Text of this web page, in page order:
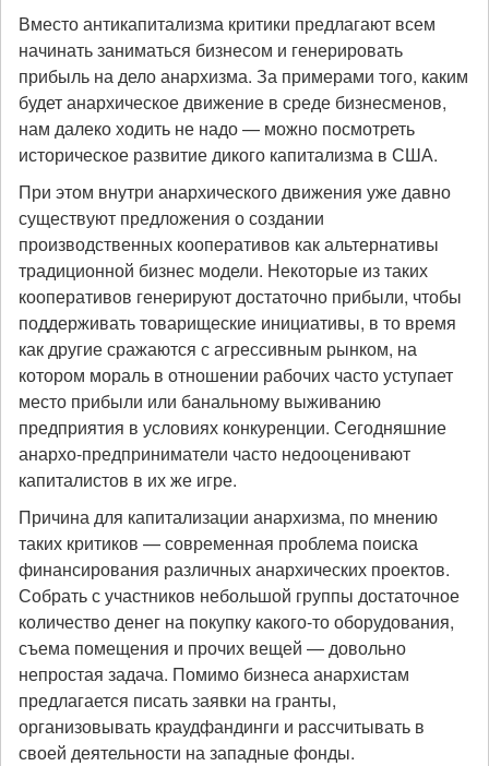
Вместо антикапитализма критики предлагают всем
начинать заниматься бизнесом и генерировать
прибыль на дело анархизма. За примерами того, каким
будет анархическое движение в среде бизнесменов,
нам далеко ходить не надо — можно посмотреть
историческое развитие дикого капитализма в США.
При этом внутри анархического движения уже давно
существуют предложения о создании
производственных кооперативов как альтернативы
традиционной бизнес модели. Некоторые из таких
кооперативов генерируют достаточно прибыли, чтобы
поддерживать товарищеские инициативы, в то время
как другие сражаются с агрессивным рынком, на
котором мораль в отношении рабочих часто уступает
место прибыли или банальному выживанию
предприятия в условиях конкуренции. Сегодняшние
анархо-предприниматели часто недооценивают
капиталистов в их же игре.
Причина для капитализации анархизма, по мнению
таких критиков — современная проблема поиска
финансирования различных анархических проектов.
Собрать с участников небольшой группы достаточное
количество денег на покупку какого-то оборудования,
съема помещения и прочих вещей — довольно
непростая задача. Помимо бизнеса анархистам
предлагается писать заявки на гранты,
организовывать краудфандинги и рассчитывать в
своей деятельности на западные фонды.